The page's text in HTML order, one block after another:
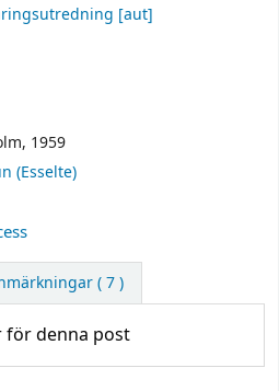
[aut]
1959
(Esselte)
( 7 )
för denna post